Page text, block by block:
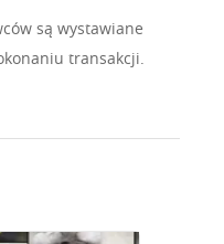
są wystawiane
transakcji.